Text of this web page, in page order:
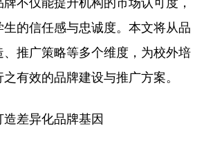
不仅能提升机构的市场认可度，
的信任感与忠诚度。本文将从品
、推广策略等多个维度，为校外培
有效的品牌建设与推广方案。​
差异化品牌基因​